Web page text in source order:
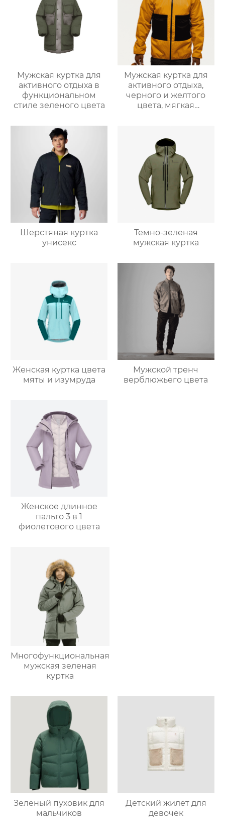
Мужская куртка для
активного отдыха в
функциональном
стиле зеленого цвета
Мужская куртка для
активного отдыха,
черного и желтого
цвета, мягкая
Шерстяная куртка
унисекс
Темно-зеленая
мужская куртка
Женская куртка цвета
мяты и изумруда
Мужской тренч
верблюжьего цвета
Женское длинное
пальто 3 в 1
фиолетового цвета
Многофункциональная
мужская зеленая
куртка
Зеленый пуховик для
мальчиков
Детский жилет для
девочек